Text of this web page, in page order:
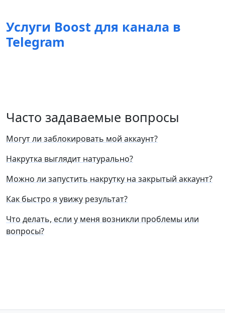
Услуги Boost для канала в
Telegram
Часто задаваемые вопросы
Могут ли заблокировать мой аккаунт?
Накрутка выглядит натурально?
Можно ли запустить накрутку на закрытый аккаунт?
Как быстро я увижу результат?
Что делать, если у меня возникли проблемы или
вопросы?